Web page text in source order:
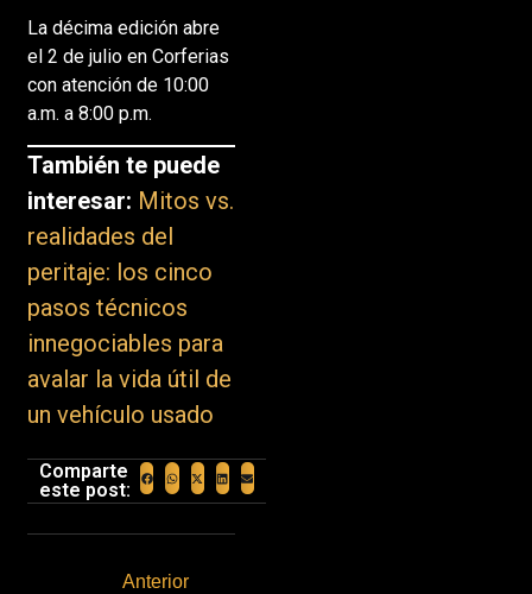
La décima edición abre
el 2 de julio en Corferias
con atención de 10:00
a.m. a 8:00 p.m.
También te puede
interesar: Mitos vs.
realidades del
peritaje: los cinco
pasos técnicos
innegociables para
avalar la vida útil de
un vehículo usado
Comparte
este post:
Anterior